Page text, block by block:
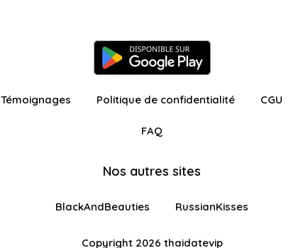
Témoignages Politique de confidentialité CGU
FAQ
Nos autres sites
BlackAndBeauties RussianKisses
Copyright 2026 thaidatevip